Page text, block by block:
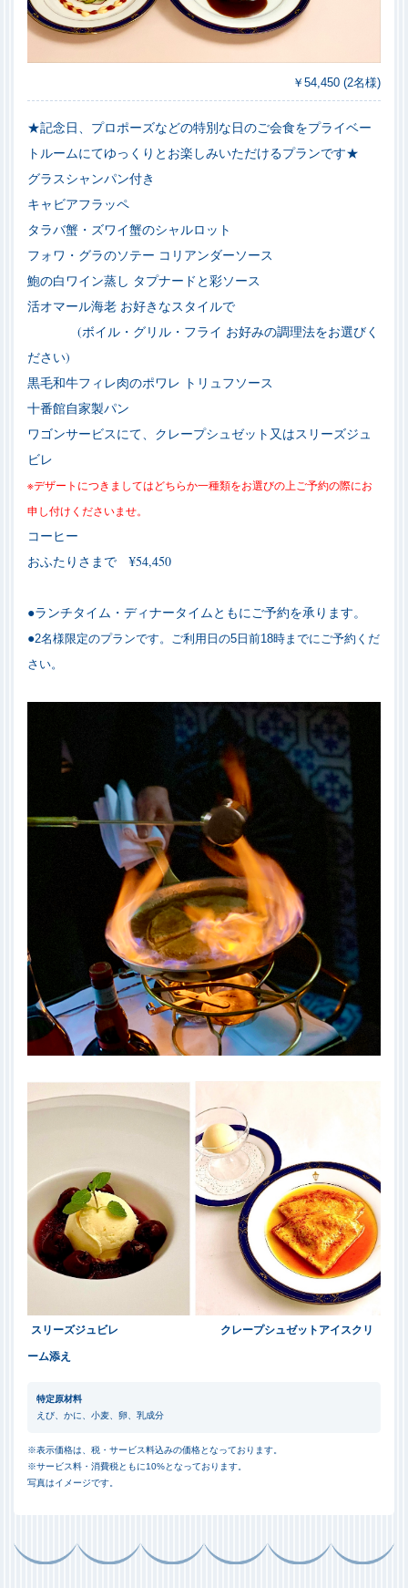
￥54,450 (2名様)
★記念日、プロポーズなどの特別な日のご会食をプライベー
トルームにてゆっくりとお楽しみいただけるプランです★
グラスシャンパン付き
キャビアフラッペ
タラバ蟹・ズワイ蟹のシャルロット
フォワ・グラのソテー コリアンダーソース
鮑の白ワイン蒸し タプナードと彩ソース
活オマール海老 お好きなスタイルで
(ボイル・グリル・フライ お好みの調理法をお選びく
ださい)
黒毛和牛フィレ肉のポワレ トリュフソース
十番館自家製パン
ワゴンサービスにて、クレープシュゼット又はスリーズジュ
ビレ
※デザートにつきましてはどちらか一種類をお選びの上ご予約の際にお
申し付けくださいませ。
コーヒー
おふたりさまで ¥54,450
●ランチタイム・ディナータイムともにご予約を承ります。
●2名様限定のプランです。ご利用日の5日前18時までにご予約くだ
さい。
スリーズジュビレ
クレープシュゼットアイスクリ
ーム添え
特定原材料
えび、かに、小麦、卵、乳成分
※表示価格は、税・サービス料込みの価格となっております。
※サービス料・消費税ともに10%となっております。
写真はイメージです。